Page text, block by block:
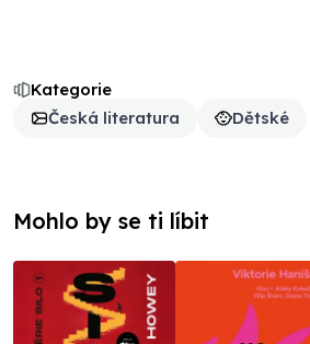
Kategorie
Česká literatura
Dětské
Mohlo by se ti líbit